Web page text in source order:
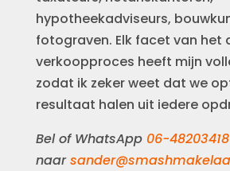
hypotheekadviseurs,
fotograven. Elk facet van het
verkoopproces heeft mijn
zodat ik zeker weet dat we
resultaat halen uit iedere
Bel of WhatsApp 06-48203418
naar